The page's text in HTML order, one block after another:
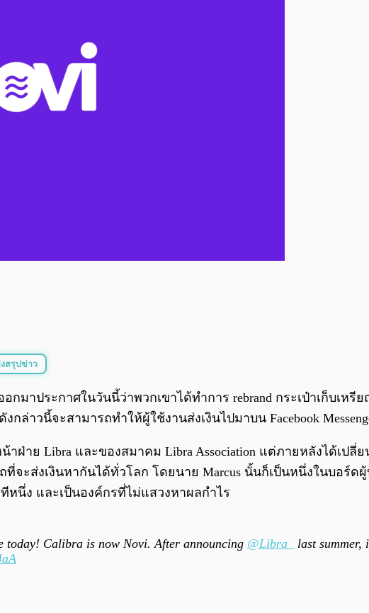
สรุปข่าว
มาประกาศในวันนี้ว่าพวกเขาได้ทำการ rebrand กระเป๋าเก็บเหรี
กล่าวนี้จะสามารถทำให้ผู้ใช้งานส่งเงินไปมาบน Facebook
าฝ่าย Libra และของสมาคม Libra Association แต่ภายหลังได้เป
ะส่งเงินหากันได้ทั่วโลก โดยนาย Marcus นั้นก็เป็นหนึ่งในบอร์ดผู้
หนึ่ง และเป็นองค์กรที่ไม่แสวงหาผลกำไร
today! Calibra is now Novi. After announcing @Libra_
last summer,